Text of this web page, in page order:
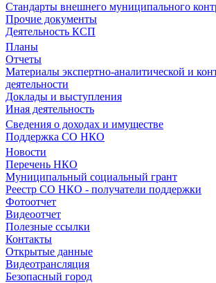
Стандарты внешнего муниципального
Прочие документы
Деятельность КСП
Планы
Отчеты
Материалы экспертно-аналитической и
деятельности
Доклады и выступления
Иная деятельность
Сведения о доходах и имуществе
Поддержка СО НКО
Новости
Перечень НКО
Муниципальный социальный грант
Реестр СО НКО - получатели поддержки
Фотоотчет
Видеоотчет
Полезные ссылки
Контакты
Открытые данные
Видеотрансляция
Безопасный город